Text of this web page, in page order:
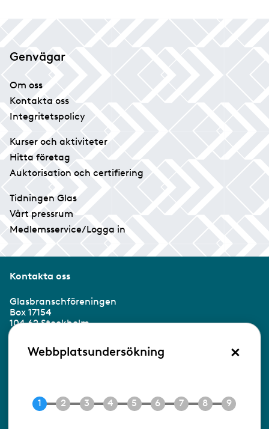
Genvägar
Om oss
Kontakta oss
Integritetspolicy
Kurser och aktiviteter
Hitta företag
Auktorisation och certifiering
Tidningen Glas
Vårt pressrum
Medlemsservice/Logga in
Kontakta oss
Glasbranschföreningen
Box 17154
104 62 Stockholm
Besöksadress:
Ringvägen 100
E-post info@gbf.se
Webbplatsundersökning ×